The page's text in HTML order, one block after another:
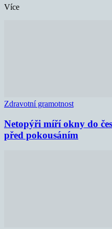
Více
Zdravotní gramotnost
Netopýři míří okny do
před pokousáním